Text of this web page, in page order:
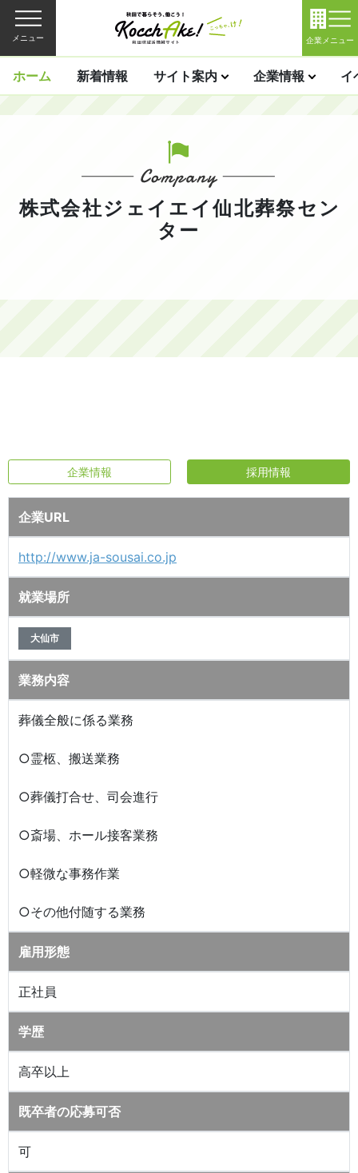
メニュー 企業メニュー
ホーム 新着情報 サイト案内 企業情報 イ
株式会社ジェイエイ仙北葬祭セン
ター
企業情報 採用情報
企業URL
http://www.ja-sousai.co.jp
就業場所
大仙市
業務内容
葬儀全般に係る業務
○霊柩、搬送業務
○葬儀打合せ、司会進行
○斎場、ホール接客業務
○軽微な事務作業
○その他付随する業務
雇用形態
正社員
学歴
高卒以上
既卒者の応募可否
可